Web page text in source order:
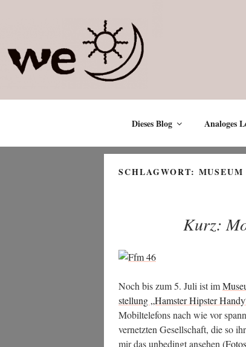
Dieses Blog Analoges
SCHLAGWORT:
Kurz:
Noch bis zum 5. Juli ist im
stel­lung „Hams­ter Hips­ter
Mobil­te­le­fons nach wie vor
ver­netz­ten Gesell­schaft, die so
mir das unbe­dingt anse­hen